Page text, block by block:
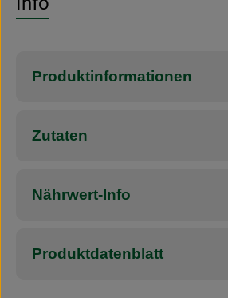
Produktinformationen
Zutaten
Nährwert-Info
Produktdatenblatt